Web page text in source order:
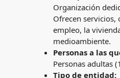
Organización
Ofrecen servicios,
empleo, la
medioambiente.
Personas a las
Personas adultas
Tipo de entidad: